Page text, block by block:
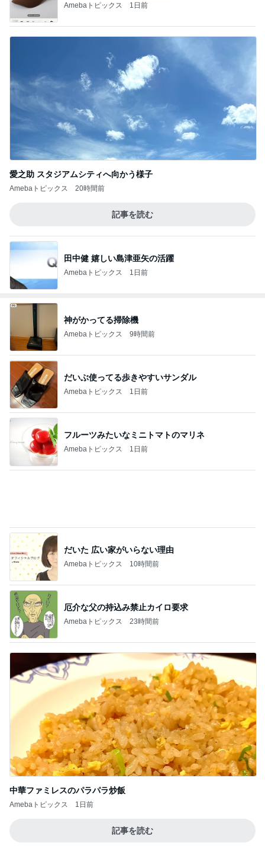
Amebaトピックス 1日前
愛之助 スタジアムシティへ向かう様子
Amebaトピックス 20時間前
記事を読む
田中健 嬉しい島津亜矢の活躍
Amebaトピックス 1日前
神がかってる掃除機
Amebaトピックス 9時間前
だいぶ使ってる歩きやすいサンダル
Amebaトピックス 1日前
フルーツみたいなミニトマトのマリネ
Amebaトピックス 1日前
厄介な父の持込み禁止カイロ要求
Amebaトピックス 23時間前
中華ファミレスのパラパラ炒飯
Amebaトピックス 1日前
記事を読む
Amebaトピックス 1日前